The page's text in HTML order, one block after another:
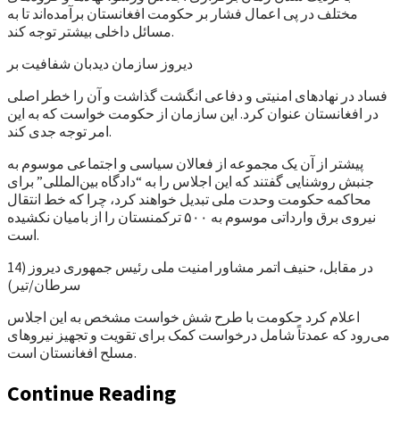
مختلف در پی اعمال فشار بر حکومت افغانستان برآمده‌اند تا به
مسائل داخلی بیشتر توجه کند.
دیروز سازمان دیدبان شفافیت بر
فساد در نهادهای امنیتی و دفاعی انگشت گذاشت و آن را خطر اصلی
در افغانستان عنوان کرد. این سازمان از حکومت خواست که به این
امر توجه جدی کند.
پیشتر از آن یک مجموعه از فعالان سیاسی و اجتماعی موسوم به
جنبش روشنایی گفتند که این اجلاس را به “دادگاه بین‌المللی” برای
محاکمه حکومت وحدت ملی تبدیل خواهند کرد، چرا که خط انتقال
نیروی برق وارداتی موسوم به ۵۰۰ ترکمنستان را از بامیان نکشیده
است.
در مقابل، حنیف اتمر مشاور امنیت ملی رئیس جمهوری دیروز (14
سرطان/تیر)
اعلام کرد حکومت با طرح شش خواست مشخص به این اجلاس
می‌رود که عمدتاً شامل درخواست کمک برای تقویت و تجهیز نیروهای
مسلح افغانستان است.
Continue Reading